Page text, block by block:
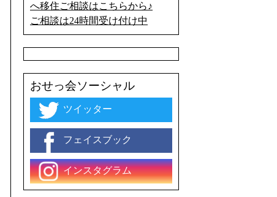
へ移住ご相談はこちらから♪
ご相談は24時間受け付け中
おせっ会ソーシャル
ツイッター
フェイスブック
インスタグラム